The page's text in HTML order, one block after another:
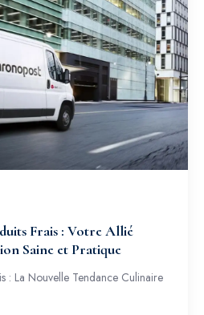
Frais : Votre Allié
Saine et Pratique
: La Nouvelle Tendance Culinaire